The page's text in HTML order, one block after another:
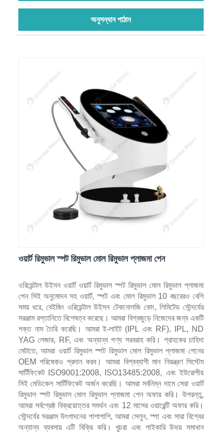
অনুসন্ধান পাঠান
ওয়ার্ট রিমুভাল স্পট রিমুভাল মোল রিমুভাল প্লাজমা পেন
ওরিয়েন্টাল উইসন ওয়ার্ট ওয়ার্ট রিমুভাল স্পট রিমুভাল মোল রিমুভাল প্লাজমা
পেন সিই অনুমোদন সহ ওয়ার্ট, স্পট এবং মোল রিমুভাল 10 বছরেরও বেশি
সময় ধরে, বেইজিং ওরিয়েন্টাল উইসন টেকনোলজি কোং, লিমিটেড সৌন্দর্যের
সরঞ্জাম রপ্তানিতে বিশেষত্ব করেছে। আমরা বিশ্বজুড়ে নিজেদের জন্য একটি
শক্ত নাম তৈরি করেছি। আমরা ই-লাইট (IPL এবং RF), IPL, ND
YAG লেজার, RF, এবং অন্যান্য পণ্য সরবরাহ করি। গ্রাহকের চাহিদা
মেটাতে, আমরা ওয়ার্ট রিমুভাল স্পট রিমুভাল মোল রিমুভাল প্লাজমা পেনের
OEM পরিষেবাও প্রদান করব। আমরা বিশ্বব্যাপী মান নিয়ন্ত্রণ সিস্টেম
সার্টিফিকেট ISO9001:2008, ISO13485:2008, এবং ইউরোপীয়
সিই মেডিকেল সার্টিফিকেট অর্জন করেছি। আমরা সর্বনিম্ন দামে সেরা ওয়ার্ট
রিমুভাল স্পট রিমুভাল মোল রিমুভাল প্লাজমা পেন অফার করি। উপরন্তু,
আমরা সর্বশ্রেষ্ঠ বিক্রয়োত্তর সমর্থন এবং 12 মাসের ওয়ারেন্টি অফার করি।
সৌন্দর্যের সরঞ্জাম উৎপাদনের পাশাপাশি, আমরা সেলুন, স্পা এবং সারা বিশ্বের
অন্যান্য ব্যবসায় এটি বিক্রি করি। খুচরা এবং পাইকারি উভয় সমাধান